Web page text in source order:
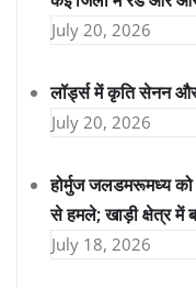
July 20, 2026
लॉर्ड्स में कृति सेनन और
July 20, 2026
होर्मुज जलडमरूमध्य
से हमले; खाड़ी क्षेत्र में
July 18, 2026